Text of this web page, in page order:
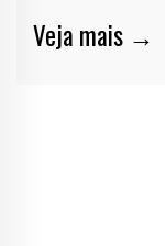
Veja mais →